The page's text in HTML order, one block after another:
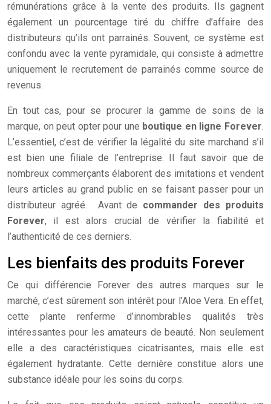
rémunérations grâce à la vente des produits. Ils gagnent
également un pourcentage tiré du chiffre d’affaire des
distributeurs qu’ils ont parrainés. Souvent, ce système est
confondu avec la vente pyramidale, qui consiste à admettre
uniquement le recrutement de parrainés comme source de
revenus.
En tout cas, pour se procurer la gamme de soins de la
marque, on peut opter pour une boutique en ligne Forever.
L’essentiel, c’est de vérifier la légalité du site marchand s’il
est bien une filiale de l’entreprise. Il faut savoir que de
nombreux commerçants élaborent des imitations et vendent
leurs articles au grand public en se faisant passer pour un
distributeur agréé. Avant de commander des produits
Forever, il est alors crucial de vérifier la fiabilité et
l’authenticité de ces derniers.
Les bienfaits des produits Forever
Ce qui différencie Forever des autres marques sur le
marché, c’est sûrement son intérêt pour l’Aloe Vera. En effet,
cette plante renferme d’innombrables qualités très
intéressantes pour les amateurs de beauté. Non seulement
elle a des caractéristiques cicatrisantes, mais elle est
également hydratante. Cette dernière constitue alors une
substance idéale pour les soins du corps.